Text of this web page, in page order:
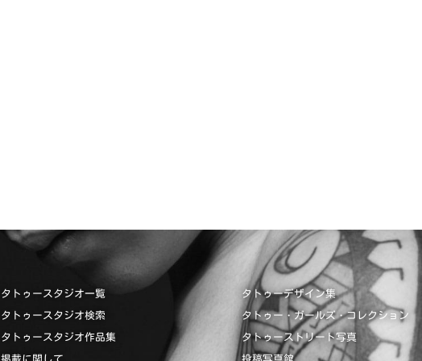
タトゥースタジオ一覧
タトゥースタジオ検索
タトゥースタジオ作品集
タトゥーデザイン集
タトゥー・ガールズ・コレクション
タトゥーストリート写真